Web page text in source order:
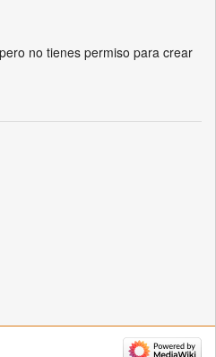
no tienes permiso para crear